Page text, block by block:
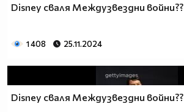
Disney сваля Междузвездни войни??
1 408 25.11.2024
Disney сваля Междузвездни войни??